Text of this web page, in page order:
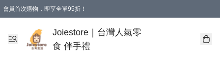
會員首次購物，即享全單95折！
購物滿 HKD 350.00即享免運費優惠！（適用於 本地送貨、本地取貨 )
Joiestore｜台灣人氣零
食 伴手禮